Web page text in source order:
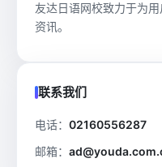
友达日语网校致力于为
资讯。
联系我们
电话： 02160556287
邮箱：